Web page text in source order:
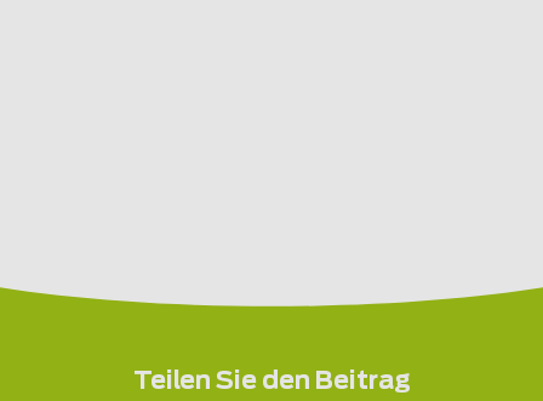
Teilen Sie den Beitrag